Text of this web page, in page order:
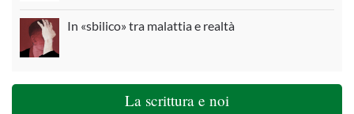
In «sbilico» tra malattia e realtà
La scrittura e noi